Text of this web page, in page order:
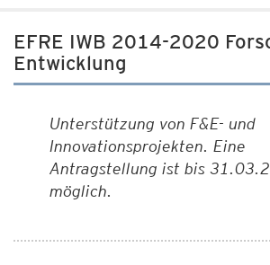
EFRE IWB 2014-2020
Entwicklung
Unterstützung von F&E- und
Innovationsprojekten. Eine
Antragstellung ist bis
möglich.